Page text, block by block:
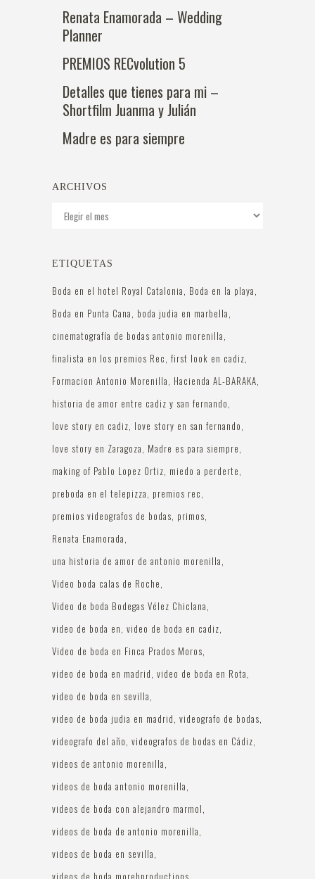
Renata Enamorada – Wedding
Planner
PREMIOS RECvolution 5
Detalles que tienes para mi –
Shortfilm Juanma y Julián
Madre es para siempre
ARCHIVOS
Archivos
ETIQUETAS
Boda en el hotel Royal Catalonia Boda en la playa
Boda en Punta Cana boda judia en marbella
cinematografía de bodas antonio morenilla
finalista en los premios Rec first look en cadiz
Formacion Antonio Morenilla Hacienda AL-BARAKA
historia de amor entre cadiz y san fernando
love story en cadiz love story en san fernando
love story en Zaragoza Madre es para siempre
making of Pablo Lopez Ortiz miedo a perderte
preboda en el telepizza premios rec
premios videografos de bodas primos
Renata Enamorada
una historia de amor de antonio morenilla
Video boda calas de Roche
Video de boda Bodegas Vélez Chiclana
video de boda en video de boda en cadiz
Video de boda en Finca Prados Moros
video de boda en madrid video de boda en Rota
video de boda en sevilla
video de boda judia en madrid videografo de bodas
videografo del año videografos de bodas en Cádiz
videos de antonio morenilla
videos de boda antonio morenilla
videos de boda con alejandro marmol
videos de boda de antonio morenilla
videos de boda en sevilla
videos de boda morehproductions